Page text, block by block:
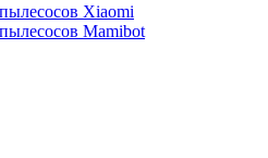
Xiaomi
Mamibot